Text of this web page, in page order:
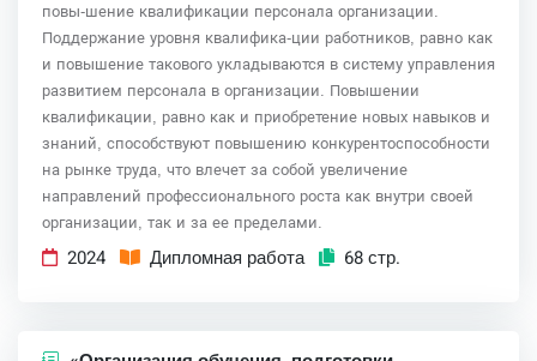
повы-шение квалификации персонала организации.
Поддержание уровня квалифика-ции работников, равно как
и повышение такового укладываются в систему управления
развитием персонала в организации. Повышении
квалификации, равно как и приобретение новых навыков и
знаний, способствуют повышению конкурентоспособности
на рынке труда, что влечет за собой увеличение
направлений профессионального роста как внутри своей
организации, так и за ее пределами.
2024 Дипломная работа 68 стр.